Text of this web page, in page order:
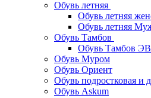
Обувь летняя
Обувь летняя
Обувь летняя
Обувь Тамбов
Обувь Тамбов
Обувь Муром
Обувь Ориент
Обувь подростковая и
Обувь Askum